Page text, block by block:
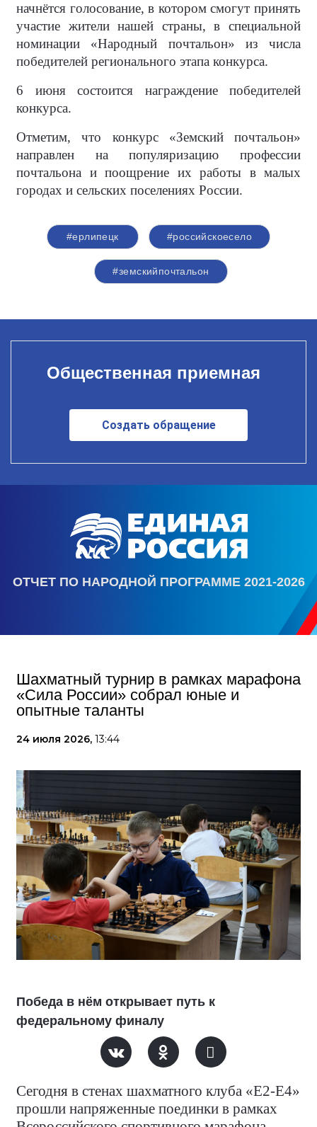
начнётся голосование, в котором смогут принять
участие жители нашей страны, в специальной
номинации «Народный почтальон» из числа
победителей регионального этапа конкурса.
6 июня состоится награждение победителей
конкурса.
Отметим, что конкурс «Земский почтальон»
направлен на популяризацию профессии
почтальона и поощрение их работы в малых
городах и сельских поселениях России.
#ерлипецк #российскоесело
#земскийпочтальон
Общественная приемная
Создать обращение
ОТЧЕТ ПО НАРОДНОЙ ПРОГРАММЕ 2021-2026
Шахматный турнир в рамках марафона
«Сила России» собрал юные и
опытные таланты
24 июля 2026, 13:44
Победа в нём открывает путь к
федеральному финалу
Сегодня в стенах шахматного клуба «Е2-Е4»
прошли напряженные поединки в рамках